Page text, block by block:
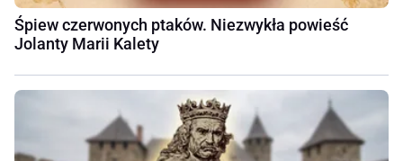
Śpiew czerwonych ptaków. Niezwykła powieść
Jolanty Marii Kalety